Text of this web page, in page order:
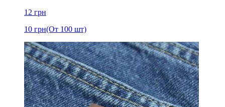
12 грн
10 грн(От 100 шт)